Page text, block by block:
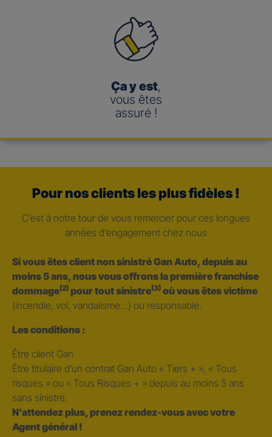
Ça y est,
vous êtes
assuré !
Pour nos clients les plus fidèles !
C’est à notre tour de vous remercier pour ces longues
années d’engagement chez nous
Si vous êtes client non sinistré Gan Auto, depuis au
moins 5 ans, nous vous offrons la première franchise
dommage(2) pour tout sinistre(3) où vous êtes victime
(incendie, vol, vandalisme…) ou responsable.
Les conditions :
Être client Gan
Être titulaire d’un contrat Gan Auto « Tiers + », « Tous
risques » ou « Tous Risques + » depuis au moins 5 ans
sans sinistre.
N’attendez plus, prenez rendez-vous avec votre
Agent général !